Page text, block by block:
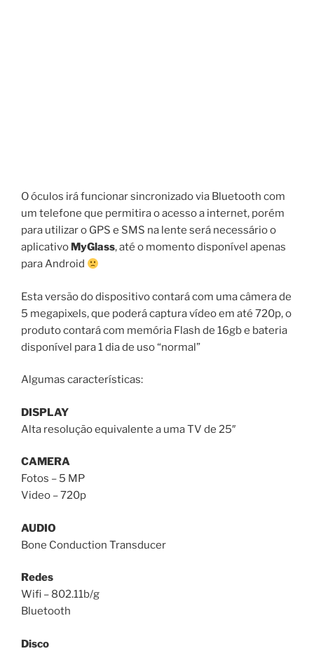
O óculos irá funcionar sincronizado via Bluetooth com
um telefone que permitira o acesso a internet, porém
para utilizar o GPS e SMS na lente será necessário o
aplicativo MyGlass, até o momento disponível apenas
para Android
Esta versão do dispositivo contará com uma câmera de
5 megapixels, que poderá captura vídeo em até 720p, o
produto contará com memória Flash de 16gb e bateria
disponível para 1 dia de uso “normal”
Algumas características:
DISPLAY
Alta resolução equivalente a uma TV de 25″
CAMERA
Fotos – 5 MP
Video – 720p
AUDIO
Bone Conduction Transducer
Redes
Wifi – 802.11b/g
Bluetooth
Disco